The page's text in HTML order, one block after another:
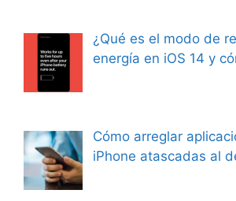
¿Qué es el modo de
energía en iOS 14 y
Cómo arreglar
iPhone atascadas al